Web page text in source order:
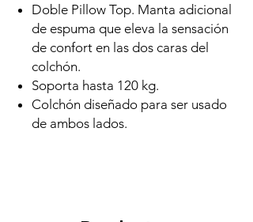
Doble Pillow Top. Manta adicional
de espuma que eleva la sensación
de confort en las dos caras del
colchón.
Soporta hasta 120 kg.
Colchón diseñado para ser usado
de ambos lados.